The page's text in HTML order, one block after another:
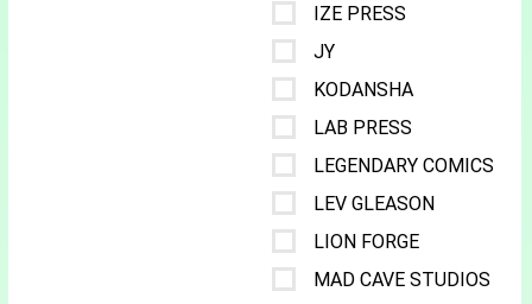
IZE PRESS
JY
KODANSHA
LAB PRESS
LEGENDARY COMICS
LEV GLEASON
LION FORGE
MAD CAVE STUDIOS